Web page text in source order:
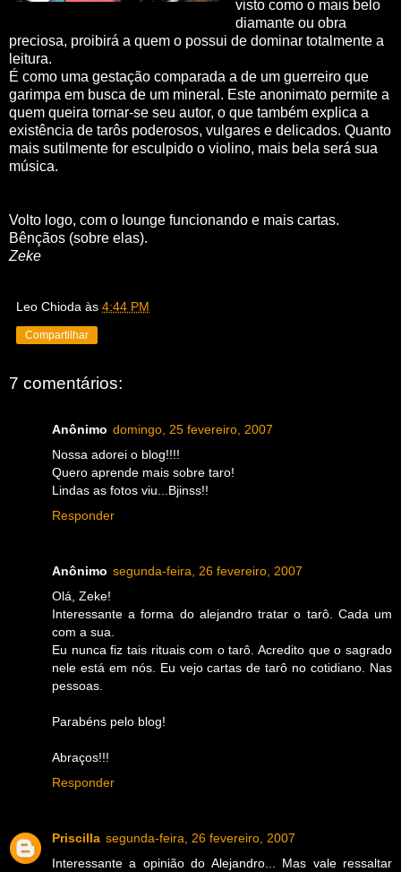
visto como o mais belo
diamante ou obra
preciosa, proibirá a quem o possui de dominar totalmente a
leitura.
É como uma gestação comparada a de um guerreiro que
garimpa em busca de um mineral. Este anonimato permite a
quem queira tornar-se seu autor, o que também explica a
existência de tarôs poderosos, vulgares e delicados. Quanto
mais sutilmente for esculpido o violino, mais bela será sua
música.
Volto logo, com o lounge funcionando e mais cartas.
Bênçãos (sobre elas).
Zeke
Leo Chioda às 4:44 PM
Compartilhar
7 comentários:
Anônimo domingo, 25 fevereiro, 2007
Nossa adorei o blog!!!!
Quero aprende mais sobre taro!
Lindas as fotos viu...Bjinss!!
Responder
Anônimo segunda-feira, 26 fevereiro, 2007
Olá, Zeke!
Interessante a forma do alejandro tratar o tarô. Cada um
com a sua.
Eu nunca fiz tais rituais com o tarô. Acredito que o sagrado
nele está em nós. Eu vejo cartas de tarô no cotidiano. Nas
pessoas.
Parabéns pelo blog!
Abraços!!!
Responder
Priscilla segunda-feira, 26 fevereiro, 2007
Interessante a opinião do Alejandro... Mas vale ressaltar